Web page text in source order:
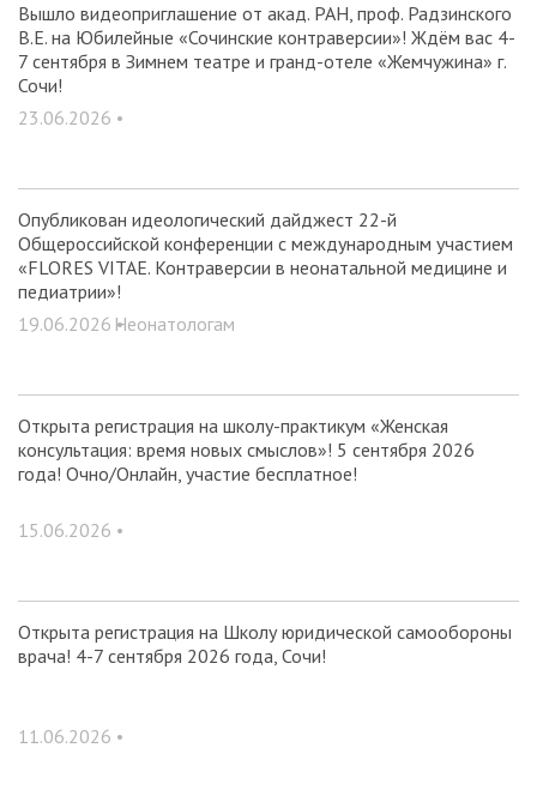
Вышло видеоприглашение от акад. РАН, проф. Радзинского
В.Е. на Юбилейные «Сочинские контраверсии»! Ждём вас 4-
7 сентября в Зимнем театре и гранд-отеле «Жемчужина» г.
Сочи!
23.06.2026 •
Опубликован идеологический дайджест 22-й
Общероссийской конференции с международным участием
«FLORES VITAE. Контраверсии в неонатальной медицине и
педиатрии»!
19.06.2026 •Неонатологам
Открыта регистрация на школу-практикум «Женская
консультация: время новых смыслов»! 5 сентября 2026
года! Очно/Онлайн, участие бесплатное!
15.06.2026 •
Открыта регистрация на Школу юридической самообороны
врача! 4-7 сентября 2026 года, Сочи!
11.06.2026 •